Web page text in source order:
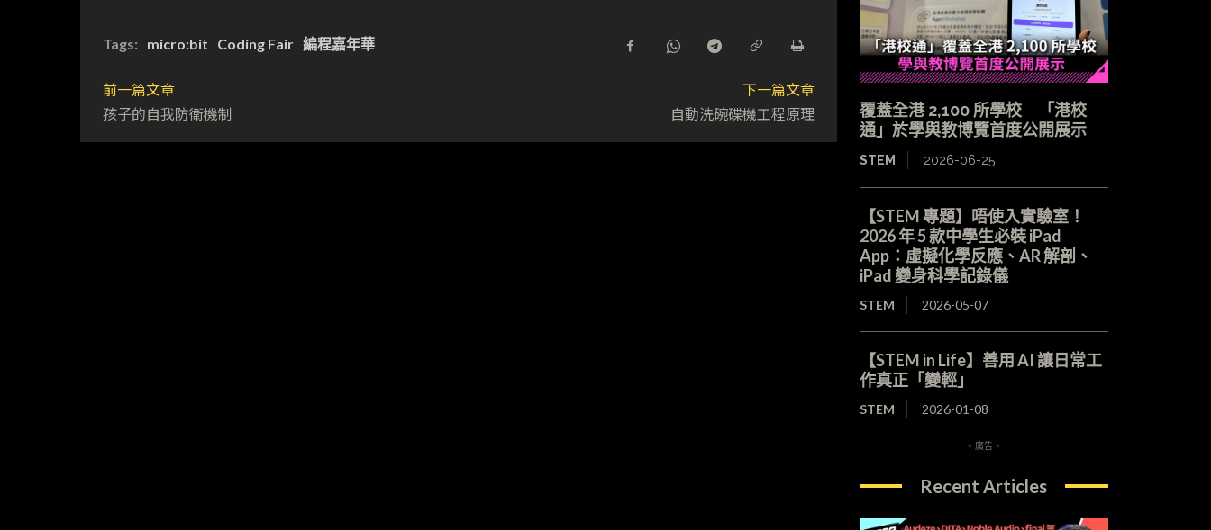
Tags: micro:bit Coding Fair 編程嘉年華
前一篇文章
孩子的自我防衛機制
下一篇文章
自動洗碗碟機工程原理
覆蓋全港 2,100 所學校 「港校
通」於學與教博覽首度公開展示
STEM 2026-06-25
【STEM 專題】唔使入實驗室！
2026 年 5 款中學生必裝 iPad
App：虛擬化學反應、AR 解剖、
iPad 變身科學記錄儀
STEM 2026-05-07
【STEM in Life】善用 AI 讓日常工
作真正「變輕」
STEM 2026-01-08
- 廣告 -
Recent Articles